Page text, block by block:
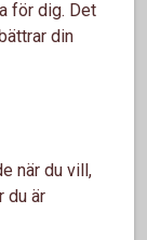
för dig. Det
din
när du vill,
du är